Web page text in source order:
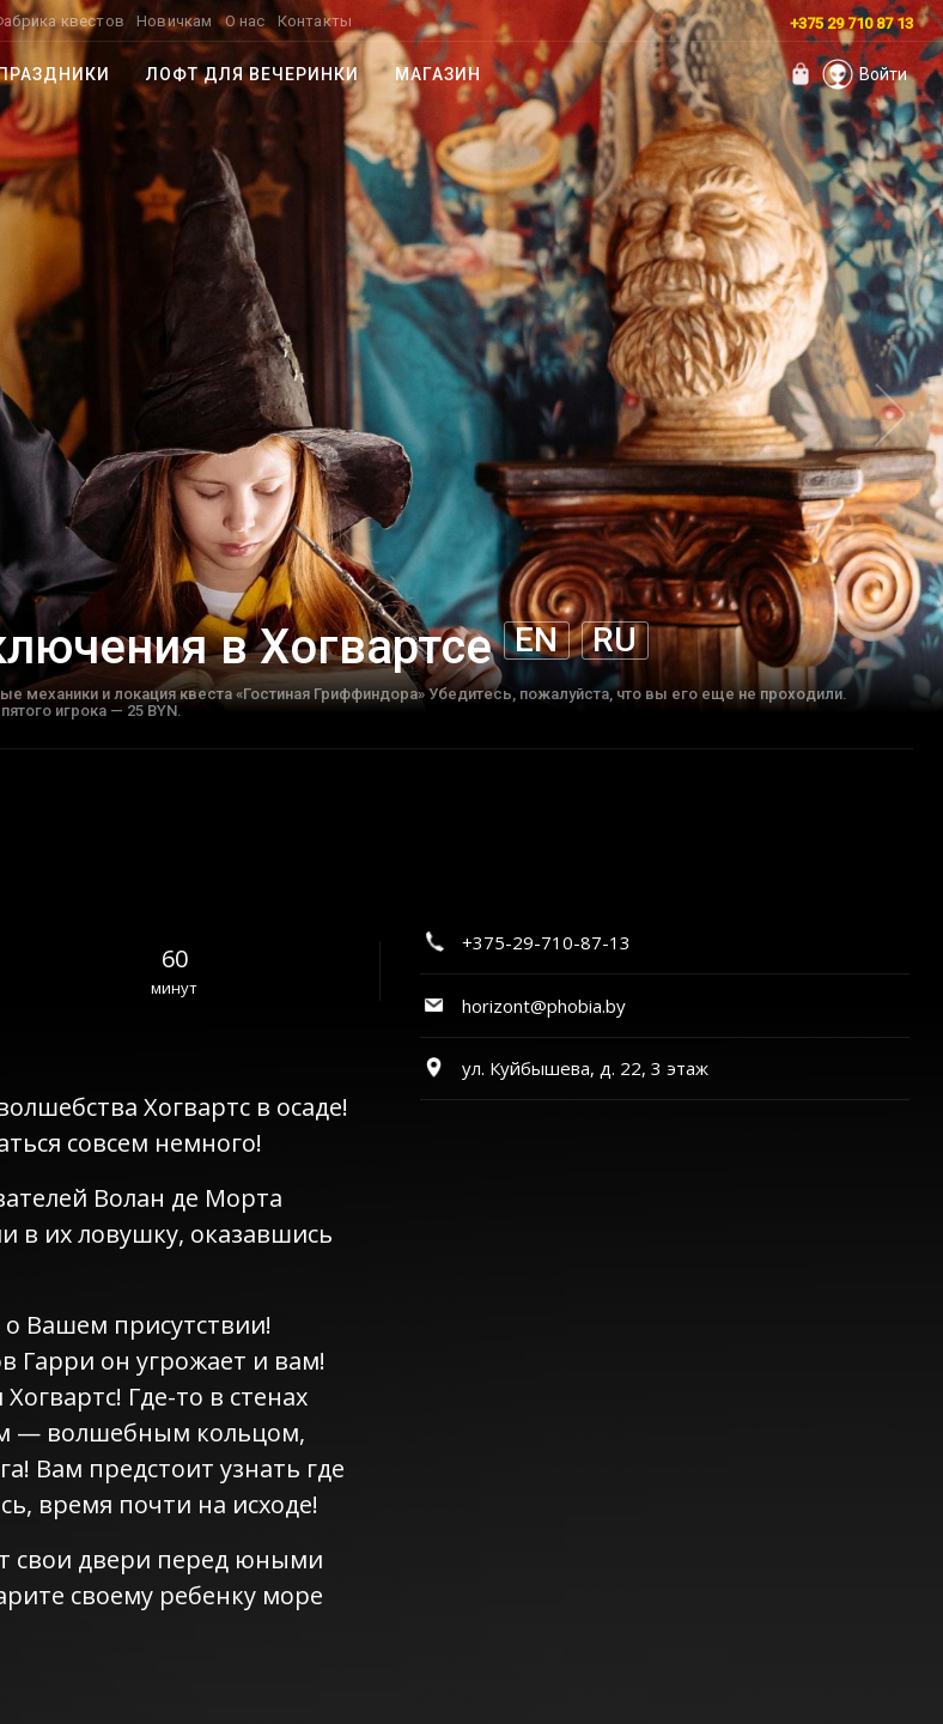
квестов Новичкам О нас Контакты +375 29 710 87 13
ЛОФТ ДЛЯ ВЕЧЕРИНКИ МАГАЗИН Войти
в Хогвартсе EN RU
механики и локация квеста «Гостиная Гриффиндора» Убедитесь, пожалуйста, что вы его еще не проходили.
игрока — 25 BYN.
60
минут
Хогвартс в осаде!
совсем немного!
Волан де Морта
в их ловушку, оказавшись
о Вашем присутствии!
Гарри он угрожает и вам!
Где-то в стенах
— волшебным кольцом,
Вам предстоит узнать где
время почти на исходе!
свои двери перед юными
своему ребенку море
+375-29-710-87-13
horizont@phobia.by
ул. Куйбышева, д. 22, 3 этаж